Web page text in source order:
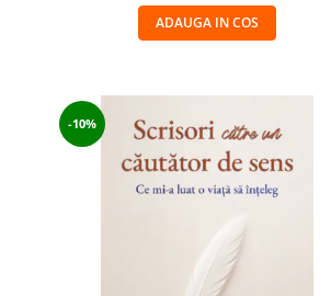
ADAUGA IN COS
-10%